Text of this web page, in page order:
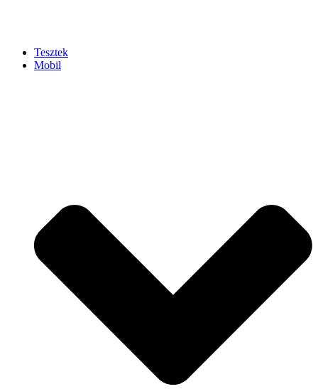
Tesztek
Mobil